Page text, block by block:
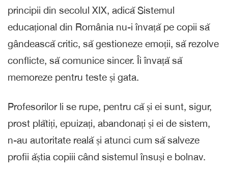
principii din secolul XIX, adică Sistemul
educațional din România nu-i învață pe copii să
gândească critic, să gestioneze emoții, să rezolve
conflicte, să comunice sincer. Îi învață să
memoreze pentru teste și gata.
Profesorilor li se rupe, pentru că și ei sunt, sigur,
prost plătiți, epuizați, abandonați și ei de sistem,
n-au autoritate reală și atunci cum să salveze
profii ăștia copiii când sistemul însuși e bolnav.